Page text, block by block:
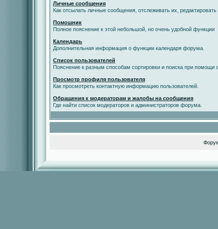
Личные сообщения
Как отсылать личные сообщения, отслеживать их,
Помошник
Полное пояснение к этой небольшой, но очень удобной функции
Календарь
Дополнительная информация о функции календаря форума.
Список пользователей
Пояснение к разным способам сортировки и поиска при помощи
Просмотр профиля пользователя
Как просмотреть контактную информацию пользователей.
Обращения к модераторам и жалобы на сообщения
Где найти список модераторов и администраторов форума.